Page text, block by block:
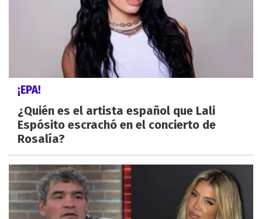
¡EPA!
¿Quién es el artista español que Lali
Espósito escrachó en el concierto de
Rosalía?